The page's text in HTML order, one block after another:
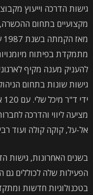
גישות הדרכה וייעוץ
מקצועיים בתחום ההכשרה,
מתמקדת בפיתוח
להעניק מענה מקיף
גישות שונות בתחום
מציעה ליווי והדרכה
אל-על, קוקה קולה ועוד
בשנים האחרונות, גישות
הפעילות שלה לכוללים גם
בטכנולוגיות חדשות